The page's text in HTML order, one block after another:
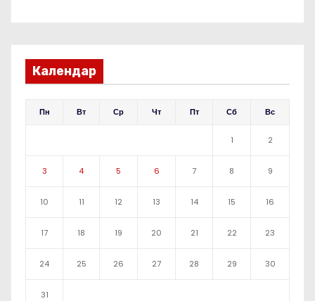
Календар
Пн Вт Ср Чт Пт Сб Вс
1 2
3 4 5 6 7 8 9
10 11 12 13 14 15 16
17 18 19 20 21 22 23
24 25 26 27 28 29 30
31